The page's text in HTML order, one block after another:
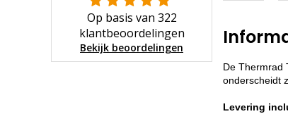
Op basis van 322
klantbeoordelingen
Bekijk beoordelingen
De Thermrad
onderscheidt
Levering